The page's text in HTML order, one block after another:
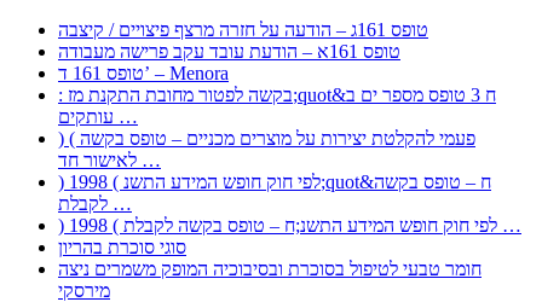
טופס 161ג – הודעה על חזרה מרצף פיצויים / קיצבה
טופס 161א – הודעת עובד עקב פרישה מעבודה
טופס 161 ד’ – Menora
: בקשה לפטור מחובת התקנת מז;quot&ח 3 טופס מספר ים ב
עותקים …
) ( פעמי להקלטת יצירות על מוצרים מכניים – טופס בקשה
לאישור חד …
) 1998 ( לפי חוק חופש המידע התשנ;quot&ח – טופס בקשה
לקבלת …
) 1998 ( לפי חוק חופש המידע התשנ;ח – טופס בקשה לקבלת …
סוגי סוכרת בהריון
חומר טבעי לטיפול בסוכרת ובסיבוכיה המופק משמרים ניצה
מירסקי